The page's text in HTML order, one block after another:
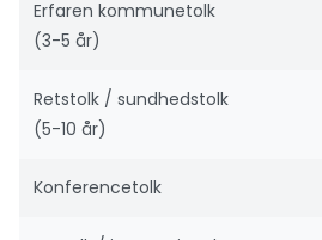
Erfaren kommunetolk
(3-5 år)
Retstolk / sundhedstolk
(5-10 år)
Konferencetolk